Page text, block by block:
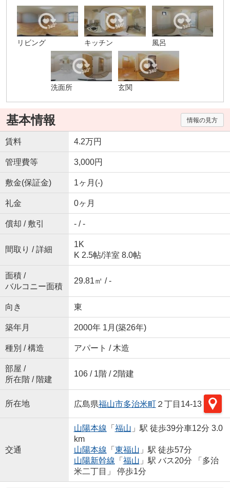
リビング キッチン 風呂
洗面所 玄関
基本情報 情報の見方
賃料 4.2万円
管理費等 3,000円
敷金(保証金) 1ヶ月(-)
礼金 0ヶ月
償却 / 敷引 - / -
間取り / 詳細
1K
K 2.5帖/洋室 8.0帖
面積 /
バルコニー面積
29.81㎡ / -
向き 東
築年月 2000年 1月(築26年)
種別 / 構造 アパート / 木造
部屋 /
所在階 / 階建
106 / 1階 / 2階建
所在地 広島県福山市多治米町２丁目14-13
交通
山陽本線 「 福山 」駅 徒歩39分車12分 3.0
km
山陽本線 「 東福山 」駅 徒歩57分
山陽新幹線 「 福山 」駅 バス20分 「多治
米二丁目」 停歩1分